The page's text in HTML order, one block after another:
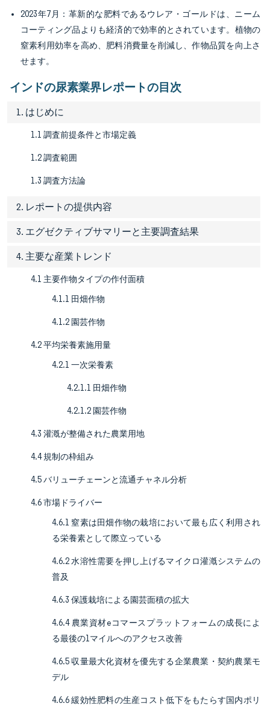
2023年7月：革新的な肥料であるウレア・ゴールドは、ニーム
コーティング品よりも経済的で効率的とされています。植物の
窒素利用効率を高め、肥料消費量を削減し、作物品質を向上さ
せます。
インドの尿素業界レポートの目次
1. はじめに
1.1 調査前提条件と市場定義
1.2 調査範囲
1.3 調査方法論
2. レポートの提供内容
3. エグゼクティブサマリーと主要調査結果
4. 主要な産業トレンド
4.1 主要作物タイプの作付面積
4.1.1 田畑作物
4.1.2 園芸作物
4.2 平均栄養素施用量
4.2.1 一次栄養素
4.2.1.1 田畑作物
4.2.1.2 園芸作物
4.3 灌漑が整備された農業用地
4.4 規制の枠組み
4.5 バリューチェーンと流通チャネル分析
4.6 市場ドライバー
4.6.1 窒素は田畑作物の栽培において最も広く利用され
る栄養素として際立っている
4.6.2 水溶性需要を押し上げるマイクロ灌漑システムの
普及
4.6.3 保護栽培による園芸面積の拡大
4.6.4 農業資材eコマースプラットフォームの成長によ
る最後の1マイルへのアクセス改善
4.6.5 収量最大化資材を優先する企業農業・契約農業モ
デル
4.6.6 緩効性肥料の生産コスト低下をもたらす国内ポリ